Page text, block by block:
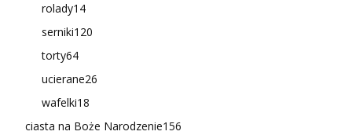
rolady14
serniki120
torty64
ucierane26
wafelki18
ciasta na Boże Narodzenie156